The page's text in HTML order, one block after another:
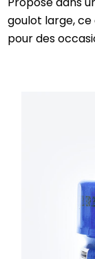
goulot large,
pour des